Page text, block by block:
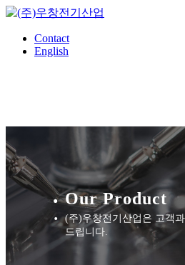
Contact
English
Our Product
(주)우창전기산업은 고객
드립니다.